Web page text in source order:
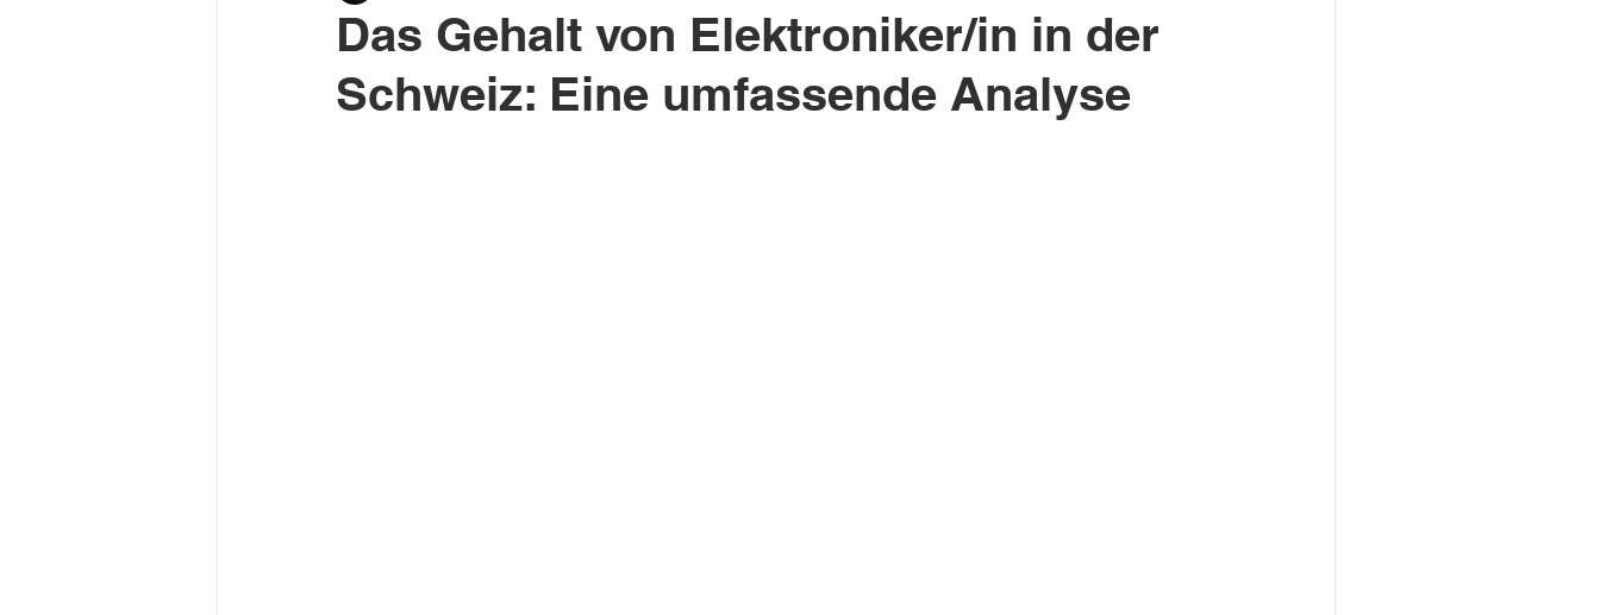
Schweizer Kurzgeschichten Erfahrungsberichte
Das Gehalt von Elektroniker/in in der
Schweiz: Eine umfassende Analyse